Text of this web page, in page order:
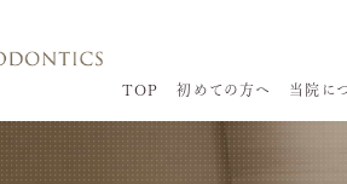
TOP 初めての方へ 当院に